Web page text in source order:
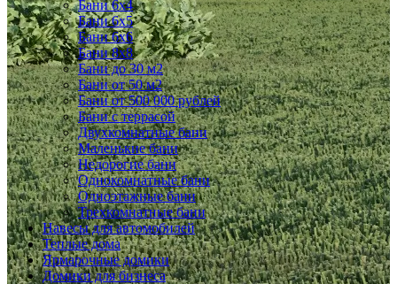
Бани 6х4
Бани 6х5
Бани 6х6
Бани 8x8
Бани до 30 м2
Бани от 50 м2
Бани от 500 000 рублей
Бани с террасой
Двухкомнатные бани
Маленькие бани
Недорогие бани
Однокомнатные бани
Одноэтажные бани
Трехкомнатные бани
Навесы для автомобилей
Теплые дома
Ярмарочные домики
Домики для бизнеса